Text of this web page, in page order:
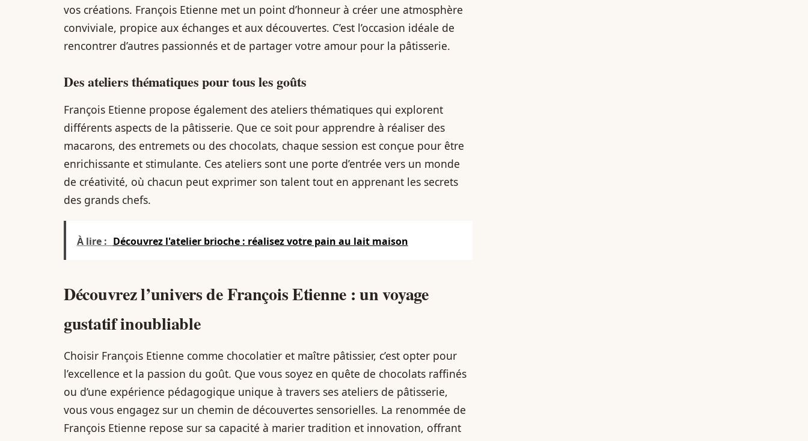
vos créations. François Etienne met un point d’honneur à créer une atmosphère
conviviale, propice aux échanges et aux découvertes. C’est l’occasion idéale de
rencontrer d’autres passionnés et de partager votre amour pour la pâtisserie.
Des ateliers thématiques pour tous les goûts
François Etienne propose également des ateliers thématiques qui explorent
différents aspects de la pâtisserie. Que ce soit pour apprendre à réaliser des
macarons, des entremets ou des chocolats, chaque session est conçue pour être
enrichissante et stimulante. Ces ateliers sont une porte d’entrée vers un monde
de créativité, où chacun peut exprimer son talent tout en apprenant les secrets
des grands chefs.
À lire : Découvrez l'atelier brioche : réalisez votre pain au lait maison
Découvrez l’univers de François Etienne : un voyage
gustatif inoubliable
Choisir François Etienne comme chocolatier et maître pâtissier, c’est opter pour
l’excellence et la passion du goût. Que vous soyez en quête de chocolats raffinés
ou d’une expérience pédagogique unique à travers ses ateliers de pâtisserie,
vous vous engagez sur un chemin de découvertes sensorielles. La renommée de
François Etienne repose sur sa capacité à marier tradition et innovation, offrant